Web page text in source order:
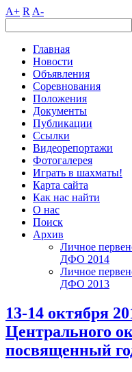
A+ R A-
Главная
Новости
Объявления
Соревнования
Положения
Документы
Публикации
Ссылки
Видеорепортажи
Фотогалерея
Играть в шахматы!
Карта сайта
Как нас найти
О нас
Поиск
Архив
Личное
ДФО 2014
Личное
ДФО 2013
13-14 октября
Центрального
посвященный